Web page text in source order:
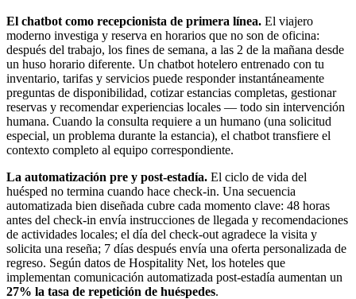
El chatbot como recepcionista de primera línea. El viajero
moderno investiga y reserva en horarios que no son de oficina:
después del trabajo, los fines de semana, a las 2 de la mañana desde
un huso horario diferente. Un chatbot hotelero entrenado con tu
inventario, tarifas y servicios puede responder instantáneamente
preguntas de disponibilidad, cotizar estancias completas, gestionar
reservas y recomendar experiencias locales — todo sin intervención
humana. Cuando la consulta requiere a un humano (una solicitud
especial, un problema durante la estancia), el chatbot transfiere el
contexto completo al equipo correspondiente.
La automatización pre y post-estadía. El ciclo de vida del
huésped no termina cuando hace check-in. Una secuencia
automatizada bien diseñada cubre cada momento clave: 48 horas
antes del check-in envía instrucciones de llegada y recomendaciones
de actividades locales; el día del check-out agradece la visita y
solicita una reseña; 7 días después envía una oferta personalizada de
regreso. Según datos de Hospitality Net, los hoteles que
implementan comunicación automatizada post-estadía aumentan un
27% la tasa de repetición de huéspedes.